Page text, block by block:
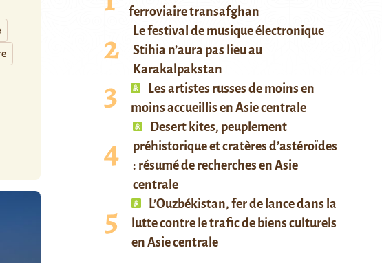
ferroviaire transafghan
Le festival de musique électronique
Stihia n’aura pas lieu au
Karakalpakstan
Les artistes russes de moins en
moins accueillis en Asie centrale
Desert kites, peuplement
préhistorique et cratères d’astéroïdes
: résumé de recherches en Asie
centrale
L’Ouzbékistan, fer de lance dans la
lutte contre le trafic de biens culturels
en Asie centrale